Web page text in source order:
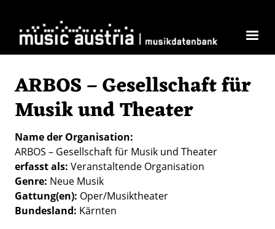
ARBOS – Gesellschaft für
Musik und Theater
Name der Organisation
ARBOS – Gesellschaft für Musik und Theater
erfasst als Veranstaltende Organisation
Genre Neue Musik
Gattung(en) Oper/Musiktheater
Bundesland Kärnten